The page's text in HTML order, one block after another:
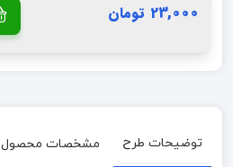
23,000 تومان
توضیحات طرح مشخصات محصول